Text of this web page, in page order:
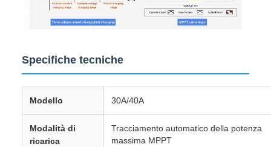
Specifiche tecniche
Modello 30A/40A
Modalità di
ricarica
Tracciamento automatico della potenza
massima MPPT